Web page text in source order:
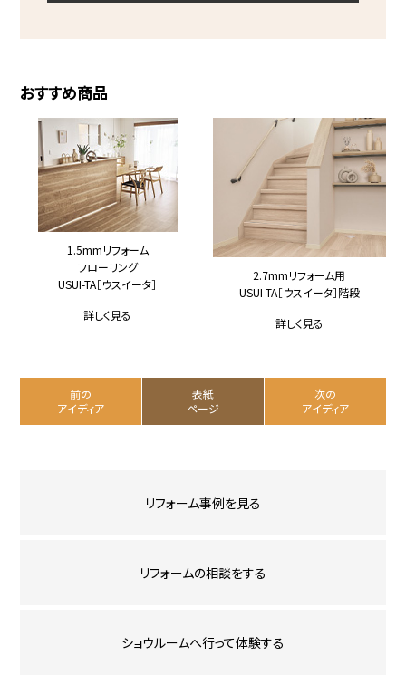
おすすめ商品
1.5mmリフォーム
フローリング
USUI-TA［ウスイータ］
詳しく見る
2.7mmリフォーム用
USUI-TA［ウスイータ］階段
詳しく見る
前の
アイディア
表紙
ページ
次の
アイディア
リフォーム事例を見る
リフォームの相談をする
ショウルームへ行って体験する